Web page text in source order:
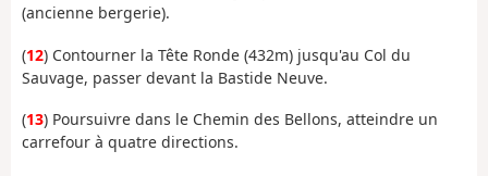
(ancienne bergerie).
(12) Contourner la Tête Ronde (432m) jusqu'au Col du
Sauvage, passer devant la Bastide Neuve.
(13) Poursuivre dans le Chemin des Bellons, atteindre un
carrefour à quatre directions.